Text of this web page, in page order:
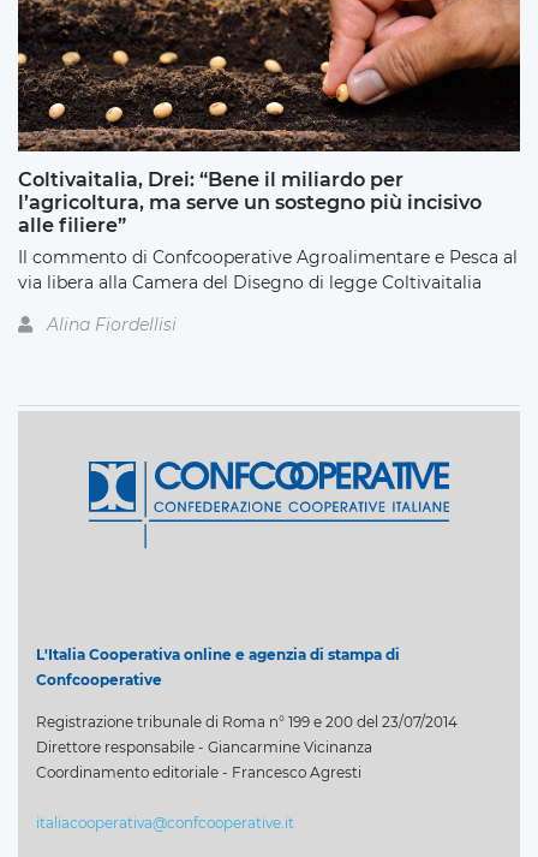
Coltivaitalia, Drei: “Bene il miliardo per
l’agricoltura, ma serve un sostegno più incisivo
alle filiere”
Il commento di Confcooperative Agroalimentare e Pesca al
via libera alla Camera del Disegno di legge Coltivaitalia
Alina Fiordellisi
L'Italia Cooperativa online e agenzia di stampa di
Confcooperative
Registrazione tribunale di Roma n° 199 e 200 del 23/07/2014
Direttore responsabile - Giancarmine Vicinanza
Coordinamento editoriale - Francesco Agresti
italiacooperativa@confcooperative.it